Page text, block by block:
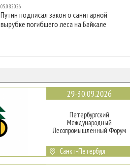
05.08.2026
Путин подписал закон о санитарной
вырубке погибшего леса на Байкале
29-30.09.2026
Петербургский
Международный
Лесопромышленный Форум
Санкт-Петербург